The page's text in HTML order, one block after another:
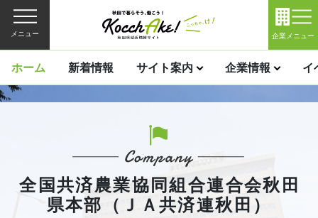
メニュー 企業メニュー
ホーム 新着情報 サイト案内 企業情報 イ
全国共済農業協同組合連合会秋田
県本部（ＪＡ共済連秋田）